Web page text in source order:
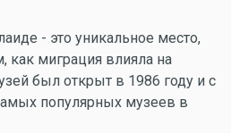
- это уникальное место,
как миграция влияла на
был открыт в 1986 году и с
популярных музеев в